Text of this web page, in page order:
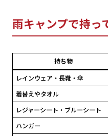
雨キャンプで持っ
持ち物
レインウェア・長靴・傘
着替えやタオル
レジャーシート・ブルーシート
ハンガー